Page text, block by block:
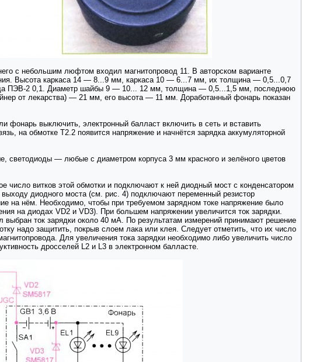
с небольшим люфтом входил магнитопровод 11. В авторском варианте
Высота каркаса 14 — 8...9 мм, каркаса 10 — 6...7 мм, их толщина — 0,5...0,7
ПЭВ-2 0,1. Диаметр шайбы 9 — 10... 12 мм, толщина — 0,5...1,5 мм, последнюю
от лекарства) — 21 мм, его высота — 11 мм. Доработанный фонарь показан
фонарь выключить, электронный балласт включить в сеть и вставить
на обмотке Т2.2 появится напряжение и начнётся зарядка аккумуляторной
светодиоды — любые с диаметром корпуса 3 мм красного и зелёного цветов
число витков этой обмотки и подключают к ней диодный мост с конденсатором
диодного моста (см. рис. 4) подключают переменный резистор
на нём. Необходимо, чтобы при требуемом зарядном токе напряжение было
на диодах VD2 и VD3). При большем напряжении увеличится ток зарядки.
ток зарядки около 40 мА. По результатам измерений принимают решение
надо защитить, покрыв слоем лака или клея. Следует отметить, что их число
Для увеличения тока зарядки необходимо либо увеличить число
дросселей L2 и L3 в электронном балласте.